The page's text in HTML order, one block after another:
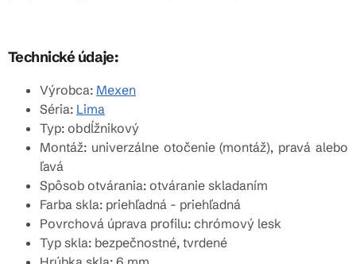
Technické údaje:
Výrobca: Mexen
Séria: Lima
Typ: obdĺžnikový
Montáž: univerzálne otočenie (montáž), pravá alebo
ľavá
Spôsob otvárania: otváranie skladaním
Farba skla: priehľadná - priehľadná
Povrchová úprava profilu: chrómový lesk
Typ skla: bezpečnostné, tvrdené